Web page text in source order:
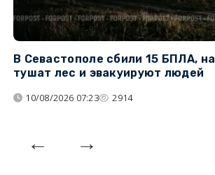
В Севастополе сбили 15 БПЛА,
тушат лес и эвакуируют людей
10/08/2026 07:23 2914